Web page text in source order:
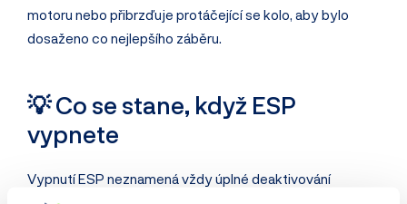
motoru nebo přibrzďuje protáčející se kolo, aby bylo
dosaženo co nejlepšího záběru.
💡 Co se stane, když ESP
vypnete
Vypnutí ESP neznamená vždy úplné deaktivování